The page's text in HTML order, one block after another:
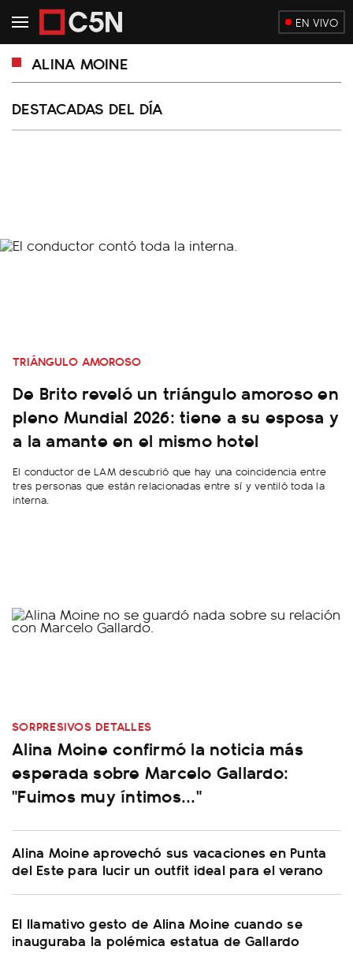
EN VIVO
ALINA MOINE
DESTACADAS DEL DÍA
TRIÁNGULO AMOROSO
De Brito reveló un triángulo amoroso en
pleno Mundial 2026: tiene a su esposa y
a la amante en el mismo hotel
El conductor de LAM descubrió que hay una coincidencia entre
tres personas que están relacionadas entre sí y ventiló toda la
interna.
SORPRESIVOS DETALLES
Alina Moine confirmó la noticia más
esperada sobre Marcelo Gallardo:
"Fuimos muy íntimos..."
Alina Moine aprovechó sus vacaciones en Punta
del Este para lucir un outfit ideal para el verano
El llamativo gesto de Alina Moine cuando se
inauguraba la polémica estatua de Gallardo